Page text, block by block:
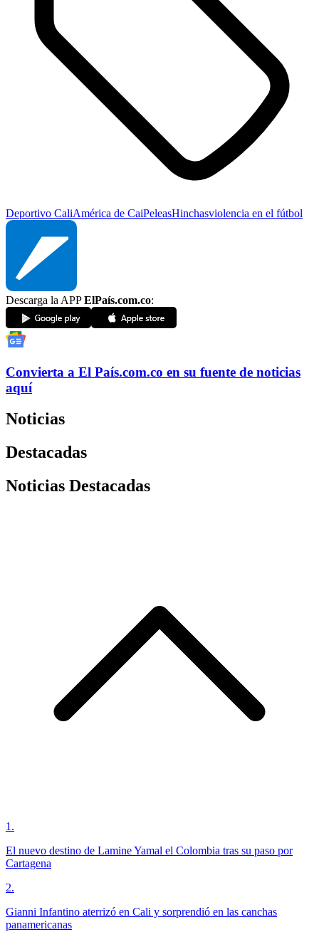
Deportivo CaliAmérica de CaiPeleasHinchasviolencia en el fútbol
Descarga la APPElPaís.com.co:
Convierta a El País.com.co en su fuente de noticias
aquí
Noticias
Destacadas
Noticias Destacadas
1 .
El nuevo destino de Lamine Yamal el Colombia tras su paso por
Cartagena
2.
Gianni Infantino aterrizó en Cali y sorprendió en las canchas
panamericanas